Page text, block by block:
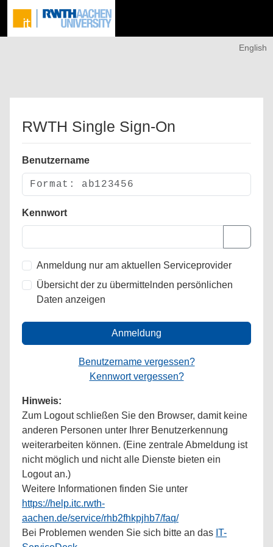
English
RWTH Single Sign-On
Benutzername
Kennwort
Anmeldung nur am aktuellen Serviceprovider
Übersicht der zu übermittelnden persönlichen
Daten anzeigen
Anmeldung
Benutzername vergessen?
Kennwort vergessen?
Hinweis:
Zum Logout schließen Sie den Browser, damit keine
anderen Personen unter Ihrer Benutzerkennung
weiterarbeiten können. (Eine zentrale Abmeldung ist
nicht möglich und nicht alle Dienste bieten ein
Logout an.)
Weitere Informationen finden Sie unter
https://help.itc.rwth-
aachen.de/service/rhb2fhkpjhb7/faq/
Bei Problemen wenden Sie sich bitte an das IT-